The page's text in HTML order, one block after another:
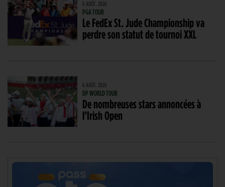
6 AOÛT. 2026
PGA TOUR
Le FedEx St. Jude Championship va
perdre son statut de tournoi XXL
6 AOÛT. 2026
DP WORLD TOUR
De nombreuses stars annoncées à
l’Irish Open